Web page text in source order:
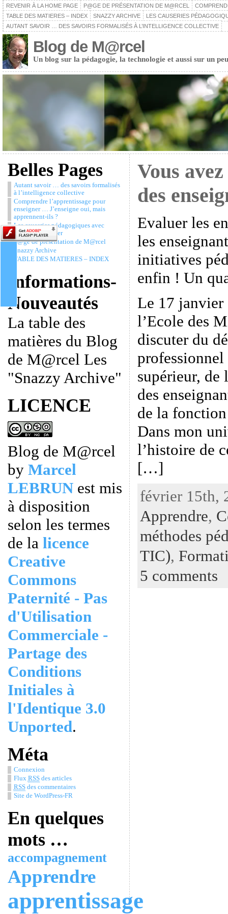
REVENIR À LA HOME PAGE P@GE DE PRÉSENTATION DE M@RCEL
TABLE DES MATIERES – INDEX
SNAZZY ARCHIVE
LES CAUSERIES
AUTANT SAVOIR … DES SAVOIRS FORMALISÉS À L’INTELLIGENCE COLLECTIVE
Blog de M@rcel
Un blog sur la pédagogie, la technologie et aussi sur un
Belles Pages
Autant savoir … des savoirs formalisés
à l’intelligence collective
Comprendre l’apprentissage pour
enseigner … J’enseigne oui, mais
apprennent-ils ?
Les causeries pédagogiques avec
Christophe Batier
P@ge de présentation de M@rcel
Snazzy Archive
TABLE DES MATIERES – INDEX
Informations-
Nouveautés
La table des
matières du Blog
de M@rcel Les
"Snazzy Archive"
LICENCE
Blog de M@rcel
by Marcel
LEBRUNest mis
à disposition
selon les termes
de la licence
Creative
Commons
Paternité - Pas
d'Utilisation
Commerciale -
Partage des
Conditions
Initiales à
l'Identique 3.0
Unported.
Méta
Connexion
Flux RSSdes articles
RSSdes commentaires
Site de WordPress-FR
En quelques
mots …
accompagnement
Apprendre
apprentissage
Vous
des
Evaluer les
les
initiatives
enfin ! Un
Le 17 janvier
l’Ecole des
discuter du
professionnel
supérieur, de
des
de la
Dans mon
l’histoire de
[…]
février 15th,
Apprendre,
méthodes
TIC),
5 comments